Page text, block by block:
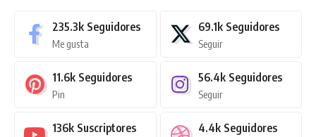
235.3k Seguidores
Me gusta
69.1k Seguidores
Seguir
11.6k Seguidores
Pin
56.4k Seguidores
Seguir
136k Suscriptores 4.4k Seguidores